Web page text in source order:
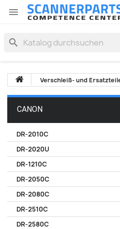

search
Verschleiß- und
CANON
DR-2010C
DR-2020U
DR-1210C
DR-2050C
DR-2080C
DR-2510C
DR-2580C